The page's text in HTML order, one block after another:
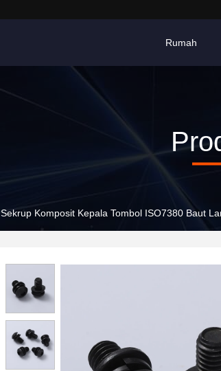
Rumah
Sekrup Komposit Kepala Tombol ISO7380 Baut